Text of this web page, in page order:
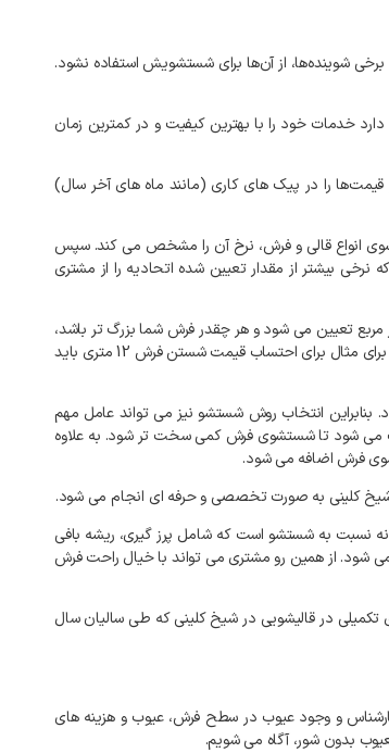
شوینده‌ها، از آن‌ها برای شستشویش استفاده نشود.
خدمات خود را با بهترین کیفیت و در کمترین زمان
را در پیک‌ های کاری (مانند ماه‌ های آخر سال)
انواع قالی و فرش، نرخ آن را مشخص می کند. سپس
بیشتر از مقدار تعیین شده اتحادیه را از مشتری
تعیین می شود و هر چقدر فرش شما بزرگ تر باشد،
هزینه شستشوی آن نیز بیشتر خواهد بود. به طور کلی برای شستشوی فرش‌ها باید متراژ آن را بر قیمت تعیین شده بر اساس جنس فرش ضرب کنید تا قیمت نهایی حاصل شود. برای مثال برای احتساب قیمت شستن فرش 12 متری باید
انتخاب روش شستشو نیز می تواند عامل مهم
می شود تا شستشوی فرش کمی سخت تر شود. به علاوه
فرش اضافه می شود.
کلینی به صورت تخصصی و حرفه ای انجام می شود.
نسبت به شستشو است که شامل پرز گیری، ریشه بافی
شود. از همین رو مشتری می تواند با خیال راحت فرش
در قالیشویی در شیخ کلینی که طی سالیان سال
و وجود عیوب در سطح فرش، عیوب و هزینه های
بدون شور، آگاه می شویم.